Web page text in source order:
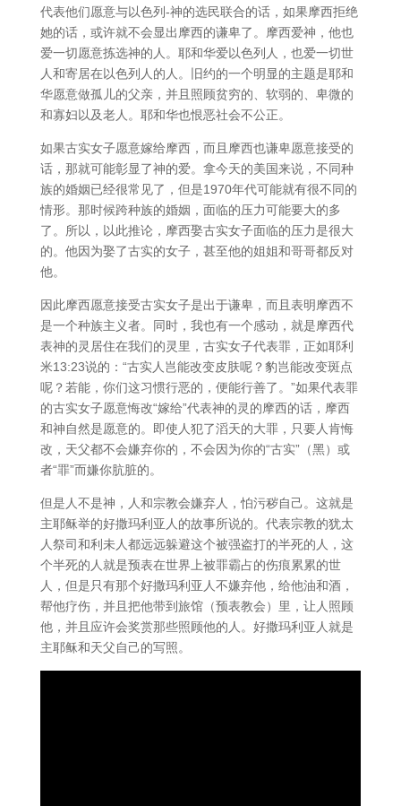
代表他们愿意与以色列-神的选民联合的话，如果摩西拒绝
她的话，或许就不会显出摩西的谦卑了。摩西爱神，他也
爱一切愿意拣选神的人。耶和华爱以色列人，也爱一切世
人和寄居在以色列人的人。旧约的一个明显的主题是耶和
华愿意做孤儿的父亲，并且照顾贫穷的、软弱的、卑微的
和寡妇以及老人。耶和华也恨恶社会不公正。
如果古实女子愿意嫁给摩西，而且摩西也谦卑愿意接受的
话，那就可能彰显了神的爱。拿今天的美国来说，不同种
族的婚姻已经很常见了，但是1970年代可能就有很不同的
情形。那时候跨种族的婚姻，面临的压力可能要大的多
了。所以，以此推论，摩西娶古实女子面临的压力是很大
的。他因为娶了古实的女子，甚至他的姐姐和哥哥都反对
他。
因此摩西愿意接受古实女子是出于谦卑，而且表明摩西不
是一个种族主义者。同时，我也有一个感动，就是摩西代
表神的灵居住在我们的灵里，古实女子代表罪，正如耶利
米13:23说的：“古实人岂能改变皮肤呢？豹岂能改变斑点
呢？若能，你们这习惯行恶的，便能行善了。”如果代表罪
的古实女子愿意悔改“嫁给”代表神的灵的摩西的话，摩西
和神自然是愿意的。即使人犯了滔天的大罪，只要人肯悔
改，天父都不会嫌弃你的，不会因为你的“古实”（黑）或
者“罪”而嫌你肮脏的。
但是人不是神，人和宗教会嫌弃人，怕污秽自己。这就是
主耶稣举的好撒玛利亚人的故事所说的。代表宗教的犹太
人祭司和利未人都远远躲避这个被强盗打的半死的人，这
个半死的人就是预表在世界上被罪霸占的伤痕累累的世
人，但是只有那个好撒玛利亚人不嫌弃他，给他油和酒，
帮他疗伤，并且把他带到旅馆（预表教会）里，让人照顾
他，并且应许会奖赏那些照顾他的人。好撒玛利亚人就是
主耶稣和天父自己的写照。